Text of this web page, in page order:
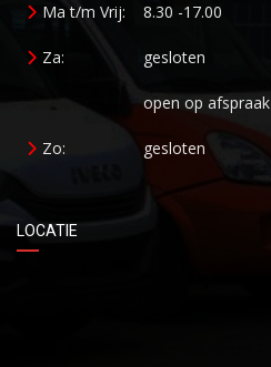
Ma t/m Vrij: 8.30 -17.00
Za: gesloten
open op afspraak
Zo: gesloten
LOCATIE